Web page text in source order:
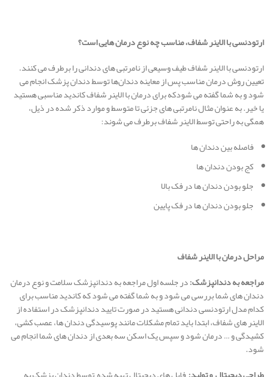
ارتودنسی با الاینر شفاف، مناسب چه نوع درمان هایی است؟
ارتودنسی با الاینر شفاف طیف وسیعی از نامرتبی های دندانی را برطرف می کنند.
تعیین روش درمان مناسب پس از معاینه دندان‌ها توسط دندان پزشک انجام می
شود و به شما گفته می شودکه برای درمان با الاینر شفاف کاندید مناسبی هستید
یا خیر. به عنوان مثال نامرتبی های جزئی تا متوسط و موارد ذکر شده در ذیل،
همگی به راحتی توسط الاینر شفاف برطرف می شوند:
فاصله بین دندان ها
کج بودن دندان ها
جلو بودن دندان ها در فک بالا
جلو بودن دندان ها در فک پایین
مراحل درمان با الاینر شفاف
مراجعه به دندانپزشک:در جلسه اول مراجعه به دندانپزشک سلامت و نوع درمان
دندان های شما بررسی می شود و به شما گفته می شود که کاندید مناسب برای
کدام مدل ارتودنسی دندانی هستید در صورت تایید دندانپزشک در استفاده از
الاینر های شفاف، ابتدا باید تمام مشکلات مانند پوسیدگی دندان ها، عصب کشی،
کشیدگی و … درمان شود و سپس یک اسکن سه بعدی از دندان های شما انجام می
شود.